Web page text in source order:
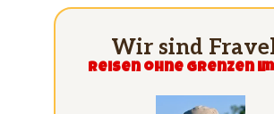
Wir sind
Reisen ohne grenzen